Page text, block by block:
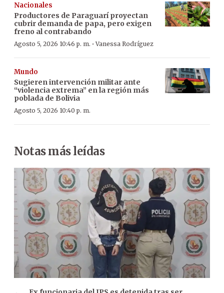
Nacionales
Productores de Paraguarí proyectan
cubrir demanda de papa, pero exigen
freno al contrabando
Agosto 5, 2026 10:46 p. m. ·Vanessa Rodríguez
Mundo
Sugieren intervención militar ante
“violencia extrema” en la región más
poblada de Bolivia
Agosto 5, 2026 10:40 p. m.
Notas más leídas